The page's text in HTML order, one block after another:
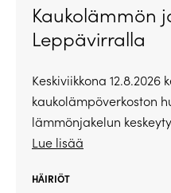
Kaukolämmön
Leppävirralla
Keskiviikkona 12.8.2026
kaukolämpöverkoston
lämmönjakelun
Lue lisää
HÄIRIÖT